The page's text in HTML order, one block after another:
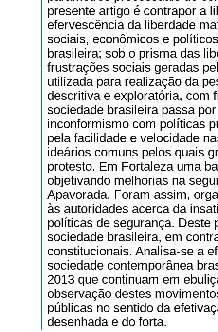
presente artigo é contrapor a
efervescência da liberdade
sociais, econômicos e
brasileira; sob o prisma das
frustrações sociais geradas
utilizada para realização da
descritiva e exploratória, com
sociedade brasileira passa
inconformismo com políticas
pela facilidade e velocidade
ideários comuns pelos quais
protesto. Em Fortaleza uma
objetivando melhorias na
Apavorada. Foram assim,
às autoridades acerca da
políticas de segurança. Deste
sociedade brasileira, em
constitucionais. Analisa-se a
sociedade contemporânea
2013 que continuam em
observação destes
públicas no sentido da
desenhada e do forta.